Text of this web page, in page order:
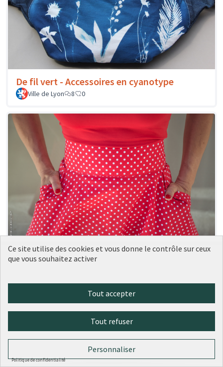
De fil vert - Accessoires en cyanotype
Ville de Lyon 8 0
Labelalyce - Jupe intemporelle
Ce site utilise des cookies et vous donne le contrôle sur ceux
que vous souhaitez activer
Tout accepter
Tout refuser
Personnaliser
Politique de confidentialité